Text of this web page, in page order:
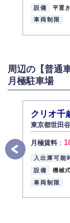
5.個人情報の開示
お客様ご本人から
ん）。
また、個人情報の
6.個人情報管理の
弊社社員全員が、個
切に管理するよう
代表取締役社長 野
設備
平置き
車両制限
周辺の【普通車
月極駐車場
クリオ千
東京都世田
月極賃料：
入出庫可能
設備
機械式
車両制限